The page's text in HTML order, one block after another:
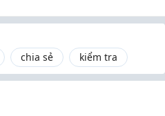
chia sẻ kiểm tra